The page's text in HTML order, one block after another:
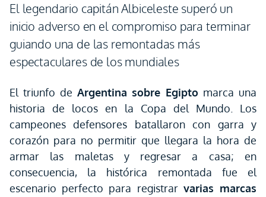
El legendario capitán Albiceleste superó un
inicio adverso en el compromiso para terminar
guiando una de las remontadas más
espectaculares de los mundiales
El triunfo de Argentina sobre Egipto marca una
historia de locos en la Copa del Mundo. Los
campeones defensores batallaron con garra y
corazón para no permitir que llegara la hora de
armar las maletas y regresar a casa; en
consecuencia, la histórica remontada fue el
escenario perfecto para registrar varias marcas